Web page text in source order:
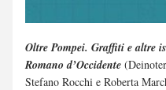
Oltre Pompei. Graffiti e altre
Romano d’Occidente
Stefano Rocchi e Roberta